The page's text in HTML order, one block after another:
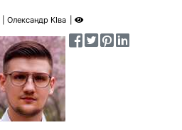
Олександр КІва